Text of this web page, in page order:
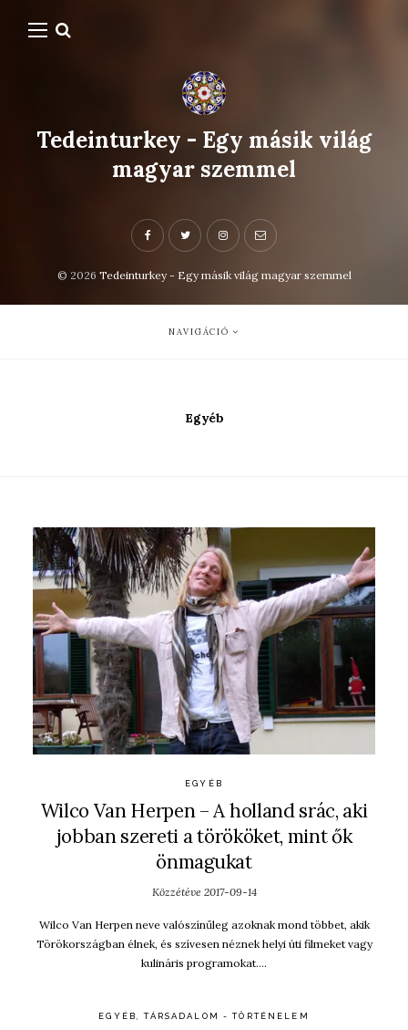
Tedeinturkey - Egy másik világ
magyar szemmel
© 2026 Tedeinturkey - Egy másik világ magyar szemmel
NAVIGÁCIÓ
Egyéb
EGYÉB
Wilco Van Herpen – A holland srác, aki
jobban szereti a törököket, mint ők
önmagukat
Közzétéve 2017-09-14
Wilco Van Herpen neve valószínűleg azoknak mond többet, akik
Törökországban élnek, és szívesen néznek helyi úti filmeket vagy
kulináris programokat….
EGYÉB,TÁRSADALOM - TÖRTÉNELEM